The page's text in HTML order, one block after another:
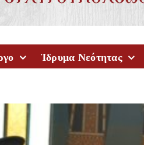
Ίδρυμα Νεότητας